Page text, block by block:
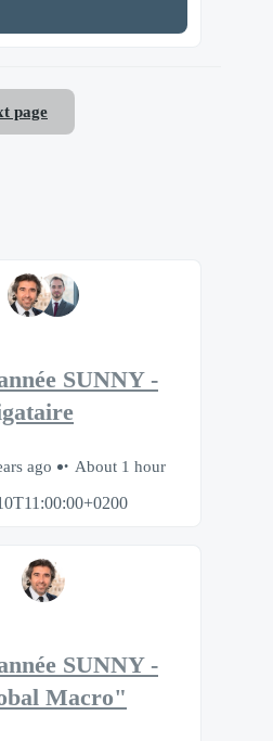
page
SUNNY -
ago
About 1 hour
SUNNY -
Macro"